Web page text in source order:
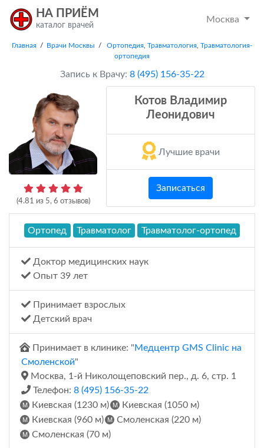
НА ПРИЁМ
каталог врачей
Москва
Главная / Врачи Москвы / Ортопедия Травматология Травматология-
ортопедия
Запись к Врачу: 8 (495) 156-35-22
(4.81 из 5, 6 отзывов)
Котов Владимир
Леонидович
Лучшие врачи
Записаться
Ортопед Травматолог Травматолог-ортопед
Доктор медицинских наук
Опыт 39 лет
Принимает взрослых
Детский врач
Принимает в клинике: "Медцентр GMS Clinic на
Смоленской"
Москва, 1-й Николощеповский пер., д. 6, стр. 1
Телефон: 8 (495) 156-35-22
Киевская (1230 м)
Киевская (1050 м)
Киевская (960 м)
Смоленская (220 м)
Смоленская (70 м)